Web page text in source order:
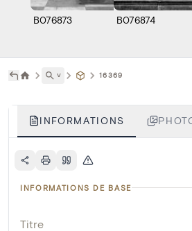
B076873 B076874
˅ 16369
INFORMATIONS
INFORMATIONS DE BASE
Titre